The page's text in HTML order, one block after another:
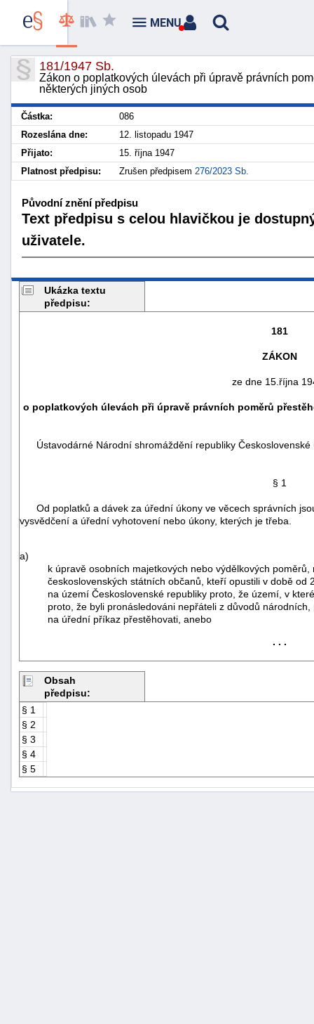
181/1947 Sb.
Zákon o poplatkových úlevách při úpravě právních
některých jiných osob
Částka:
086
Rozeslána dne:
12. listopadu 1947
Přijato:
15. října 1947
Platnost předpisu:
Zrušen předpisem 276/2023 Sb.
Původní znění předpisu
Text předpisu s celou hlavičkou je
uživatele.
Ukázka textu
předpisu:
181
ZÁKON
ze dne 15.října
o poplatkových úlevách při úpravě právních poměrů
Ústavodárné Národní shromáždění republiky Československé
§ 1
Od poplatků a dávek za úřední úkony ve věcech správních
vysvědčení a úřední vyhotovení nebo úkony, kterých je třeba.
a)
k úpravě osobních majetkových nebo výdělkových
československých státních občanů, kteří opustili v době
na území Československé republiky proto, že území, v
proto, že byli pronásledováni nepřáteli z důvodů
na úřední příkaz přestěhovati, anebo
. . .
Obsah
předpisu:
§ 1
§ 2
§ 3
§ 4
§ 5
MENU
náhrady